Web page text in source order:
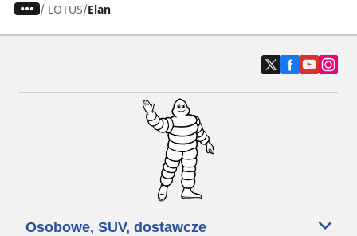
/ LOTUS Elan
Osobowe, SUV, dostawcze